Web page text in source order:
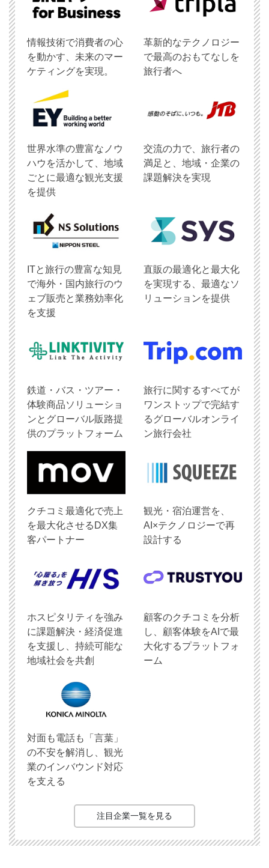
情報技術で消費者の心
を動かす、未来のマー
ケティングを実現。
革新的なテクノロジー
で最高のおもてなしを
旅行者へ
世界水準の豊富なノウ
ハウを活かして、地域
ごとに最適な観光支援
を提供
交流の力で、旅行者の
満足と、地域・企業の
課題解決を実現
ITと旅行の豊富な知見
で海外・国内旅行のウ
ェブ販売と業務効率化
を支援
直販の最適化と最大化
を実現する、最適なソ
リューションを提供
鉄道・バス・ツアー・
体験商品ソリューショ
ンとグローバル販路提
供のプラットフォーム
旅行に関するすべてが
ワンストップで完結す
るグローバルオンライ
ン旅行会社
クチコミ最適化で売上
を最大化させるDX集
客パートナー
観光・宿泊運営を、
AI×テクノロジーで再
設計する
ホスピタリティを強み
に課題解決・経済促進
を支援し、持続可能な
地域社会を共創
顧客のクチコミを分析
し、顧客体験をAIで最
大化するプラットフォ
ーム
対面も電話も「言葉」
の不安を解消し、観光
業のインバウンド対応
を支える
注目企業一覧を見る